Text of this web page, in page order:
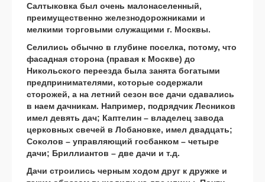
Салтыковка был очень малонаселенный,
преимущественно железнодорожниками и
мелкими торговыми служащими г. Москвы.
Селились обычно в глубине поселка, потому, что
фасадная сторона (правая к Москве) до
Никольского переезда была занята богатыми
предпринимателями, которые содержали
сторожей, а на летний сезон все дачи сдавались
в наем дачникам. Например, подрядчик Лесников
имел девять дач; Каптелин – владелец завода
церковных свечей в Лобановке, имел двадцать;
Соколов – управляющий госбанком – четыре
дачи; Бриллиантов – две дачи и т.д.
Дачи строились черным ходом друг к дружке и